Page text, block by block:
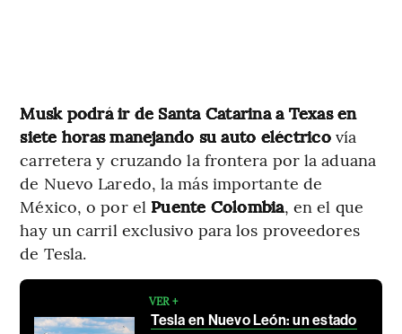
Musk podrá ir de Santa Catarina a Texas en
siete horas manejando su auto eléctricovía
carretera y cruzando la frontera por la aduana
de Nuevo Laredo, la más importante de
México, o por el Puente Colombia, en el que
hay un carril exclusivo para los proveedores
de Tesla.
VER +
Tesla en Nuevo León: un estado